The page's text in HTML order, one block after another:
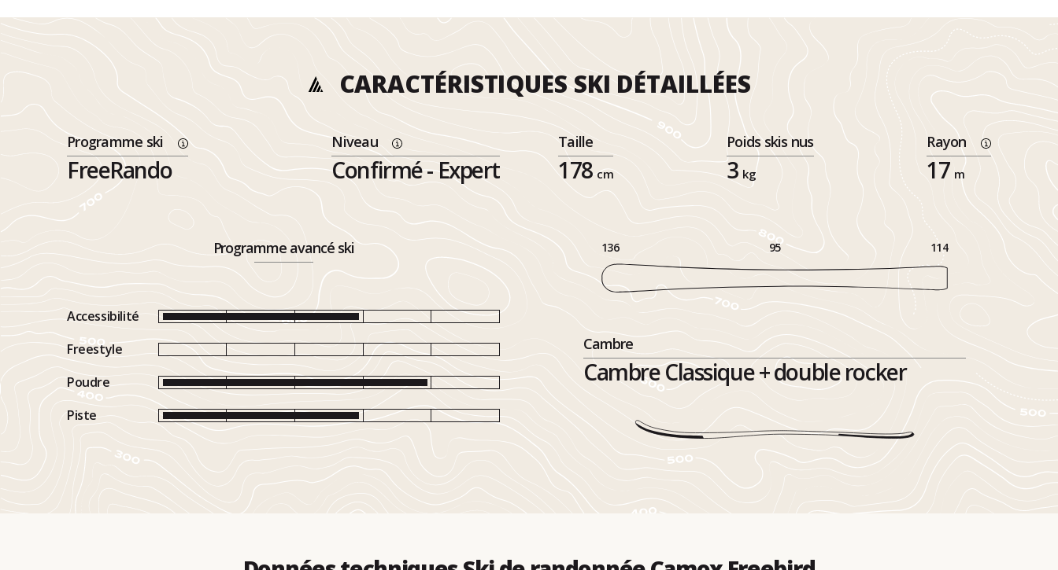
CARACTÉRISTIQUES SKI DÉTAILLÉES
Programme ski
FreeRando
Niveau
Confirmé - Expert
Programme avancé ski
Accessibilité
Freestyle
Poudre
Piste
Taille
178cm
Poids skis nus
3 kg
Rayon
17 m
136 95 114
Cambre
Cambre Classique + double rocker